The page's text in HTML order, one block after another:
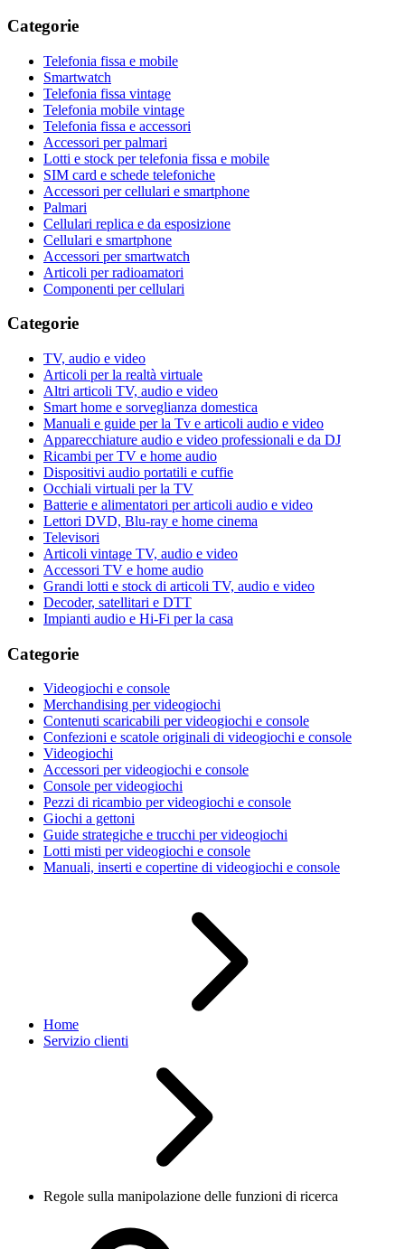
Categorie
Telefonia fissa e mobile
Smartwatch
Telefonia fissa vintage
Telefonia mobile vintage
Telefonia fissa e accessori
Accessori per palmari
Lotti e stock per telefonia fissa e mobile
SIM card e schede telefoniche
Accessori per cellulari e smartphone
Palmari
Cellulari replica e da esposizione
Cellulari e smartphone
Accessori per smartwatch
Articoli per radioamatori
Componenti per cellulari
Categorie
TV, audio e video
Articoli per la realtà virtuale
Altri articoli TV, audio e video
Smart home e sorveglianza domestica
Manuali e guide per la Tv e articoli audio e video
Apparecchiature audio e video professionali e da DJ
Ricambi per TV e home audio
Dispositivi audio portatili e cuffie
Occhiali virtuali per la TV
Batterie e alimentatori per articoli audio e video
Lettori DVD, Blu-ray e home cinema
Televisori
Articoli vintage TV, audio e video
Accessori TV e home audio
Grandi lotti e stock di articoli TV, audio e video
Decoder, satellitari e DTT
Impianti audio e Hi-Fi per la casa
Categorie
Videogiochi e console
Merchandising per videogiochi
Contenuti scaricabili per videogiochi e console
Confezioni e scatole originali di videogiochi e console
Videogiochi
Accessori per videogiochi e console
Console per videogiochi
Pezzi di ricambio per videogiochi e console
Giochi a gettoni
Guide strategiche e trucchi per videogiochi
Lotti misti per videogiochi e console
Manuali, inserti e copertine di videogiochi e console
Home
Servizio clienti
Regole sulla manipolazione delle funzioni di ricerca